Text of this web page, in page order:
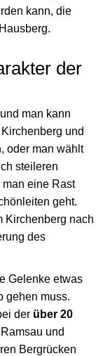
kann, die
der
man kann
und
oder man wählt
steileren
eine Rast
geht.
Kirchenberg nach
des
Gelenke etwas
gehen muss.
der über 20
und
Bergrücken